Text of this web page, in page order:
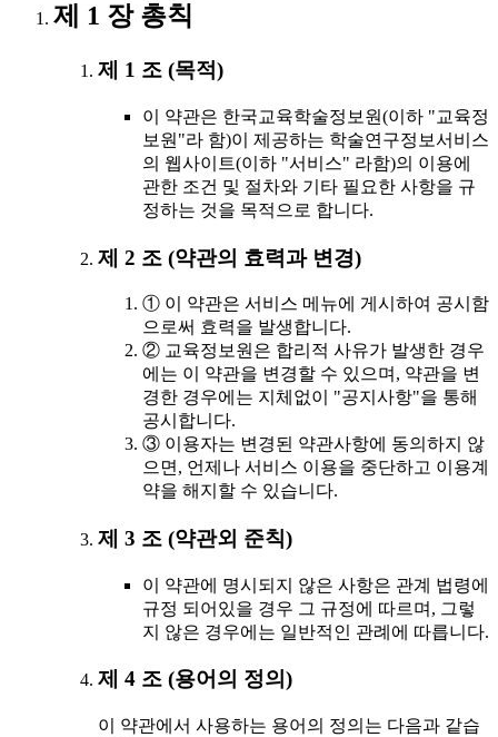
제 1 장 총칙
제 1 조 (목적)
이 약관은 한국교육학술정보원(이하 "교육정
보원"라 함)이 제공하는 학술연구정보서비스
의 웹사이트(이하 "서비스" 라함)의 이용에
관한 조건 및 절차와 기타 필요한 사항을 규
정하는 것을 목적으로 합니다.
제 2 조 (약관의 효력과 변경)
① 이 약관은 서비스 메뉴에 게시하여 공시함
으로써 효력을 발생합니다.
② 교육정보원은 합리적 사유가 발생한 경우
에는 이 약관을 변경할 수 있으며, 약관을 변
경한 경우에는 지체없이 "공지사항"을 통해
공시합니다.
③ 이용자는 변경된 약관사항에 동의하지 않
으면, 언제나 서비스 이용을 중단하고 이용계
약을 해지할 수 있습니다.
제 3 조 (약관외 준칙)
이 약관에 명시되지 않은 사항은 관계 법령에
규정 되어있을 경우 그 규정에 따르며, 그렇
지 않은 경우에는 일반적인 관례에 따릅니다.
제 4 조 (용어의 정의)
이 약관에서 사용하는 용어의 정의는 다음과 같습